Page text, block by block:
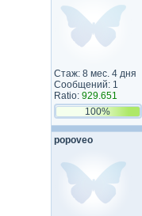
Стаж: 8 мес. 4 дня
Сообщений: 1
Ratio: 929.651
100%
popoveo